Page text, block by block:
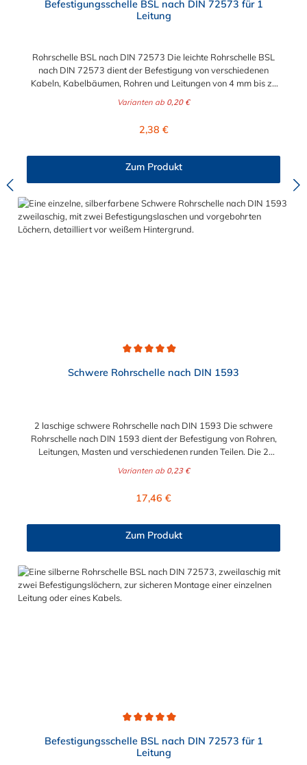
Befestigungsschelle BSL nach DIN 72573 für 1
Leitung
Rohrschelle BSL nach DIN 72573 Die leichte Rohrschelle BSL
nach DIN 72573 dient der Befestigung von verschiedenen
Kabeln, Kabelbäumen, Rohren und Leitungen von 4 mm bis zu
Varianten ab 0,20 €
Regulärer Preis:
2,38 €
Zum Produkt
Schwere Rohrschelle nach DIN 1593
2 laschige schwere Rohrschelle nach DIN 1593 Die schwere
Rohrschelle nach DIN 1593 dient der Befestigung von Rohren,
Leitungen, Masten und verschiedenen runden Teilen. Die 2
Montage auf dem Untergrund, der Wand oder an der Decke,
verschiedenen Abstufungen der schweren Rohrschelle nach DIN
Varianten ab 0,23 €
Regulärer Preis:
17,46 €
Zum Produkt
Befestigungsschelle BSL nach DIN 72573 für 1
Leitung